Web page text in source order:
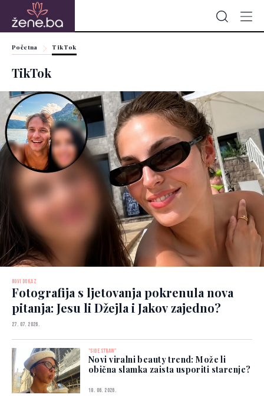
Početna TikTok
TikTok
NOVI DOKAZ
Fotografija s ljetovanja pokrenula nova
pitanja: Jesu li Džejla i Jakov zajedno?
27. 07. 2026.
"SIDE STRAW"
Novi viralni beauty trend: Može li
obična slamka zaista usporiti starenje?
18. 06. 2026.